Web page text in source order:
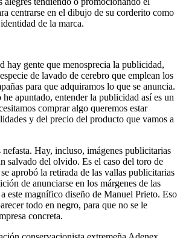
centrarse en el dibujo de su corderito como
de la marca.
hay gente que menosprecia la publicidad,
de lavado de cerebro que emplean los
para que adquiramos lo que se anuncia.
apuntado, entender la publicidad así es un
comprar algo queremos estar
y del precio del producto que vamos a
Hay, incluso, imágenes publicitarias
salvado del olvido. Es el caso del toro de
aprobó la retirada de las vallas publicitarias
de anunciarse en los márgenes de las
este magnífico diseño de Manuel Prieto. Eso
todo en negro, para que no se le
concreta.